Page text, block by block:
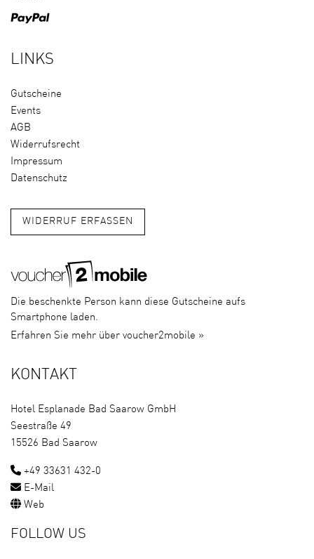
LINKS
Gutscheine
Events
AGB
Widerrufsrecht
Impressum
Datenschutz
WIDERRUF ERFASSEN
Die beschenkte Person kann diese Gutscheine aufs
Smartphone laden.
Erfahren Sie mehr über voucher2mobile »
KONTAKT
Hotel Esplanade Bad Saarow GmbH
Seestraße 49
15526 Bad Saarow
+49 33631 432-0
E-Mail
Web
FOLLOW US